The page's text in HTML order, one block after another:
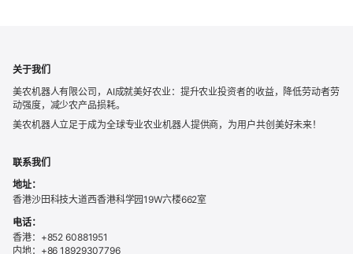
关于我们
美农机器人有限公司，AI成就美好农业：提升农业投资者的收益，降低劳动者劳
动强度，减少农产品损耗。
美农机器人立足于成为全球专业农业机器人提供商，为用户共创美好未来！
联系我们
地址：
香港沙田科技大道西香港科学园19W六楼662室
电话：
香港：+852 60881951
内地：+86 18929307796